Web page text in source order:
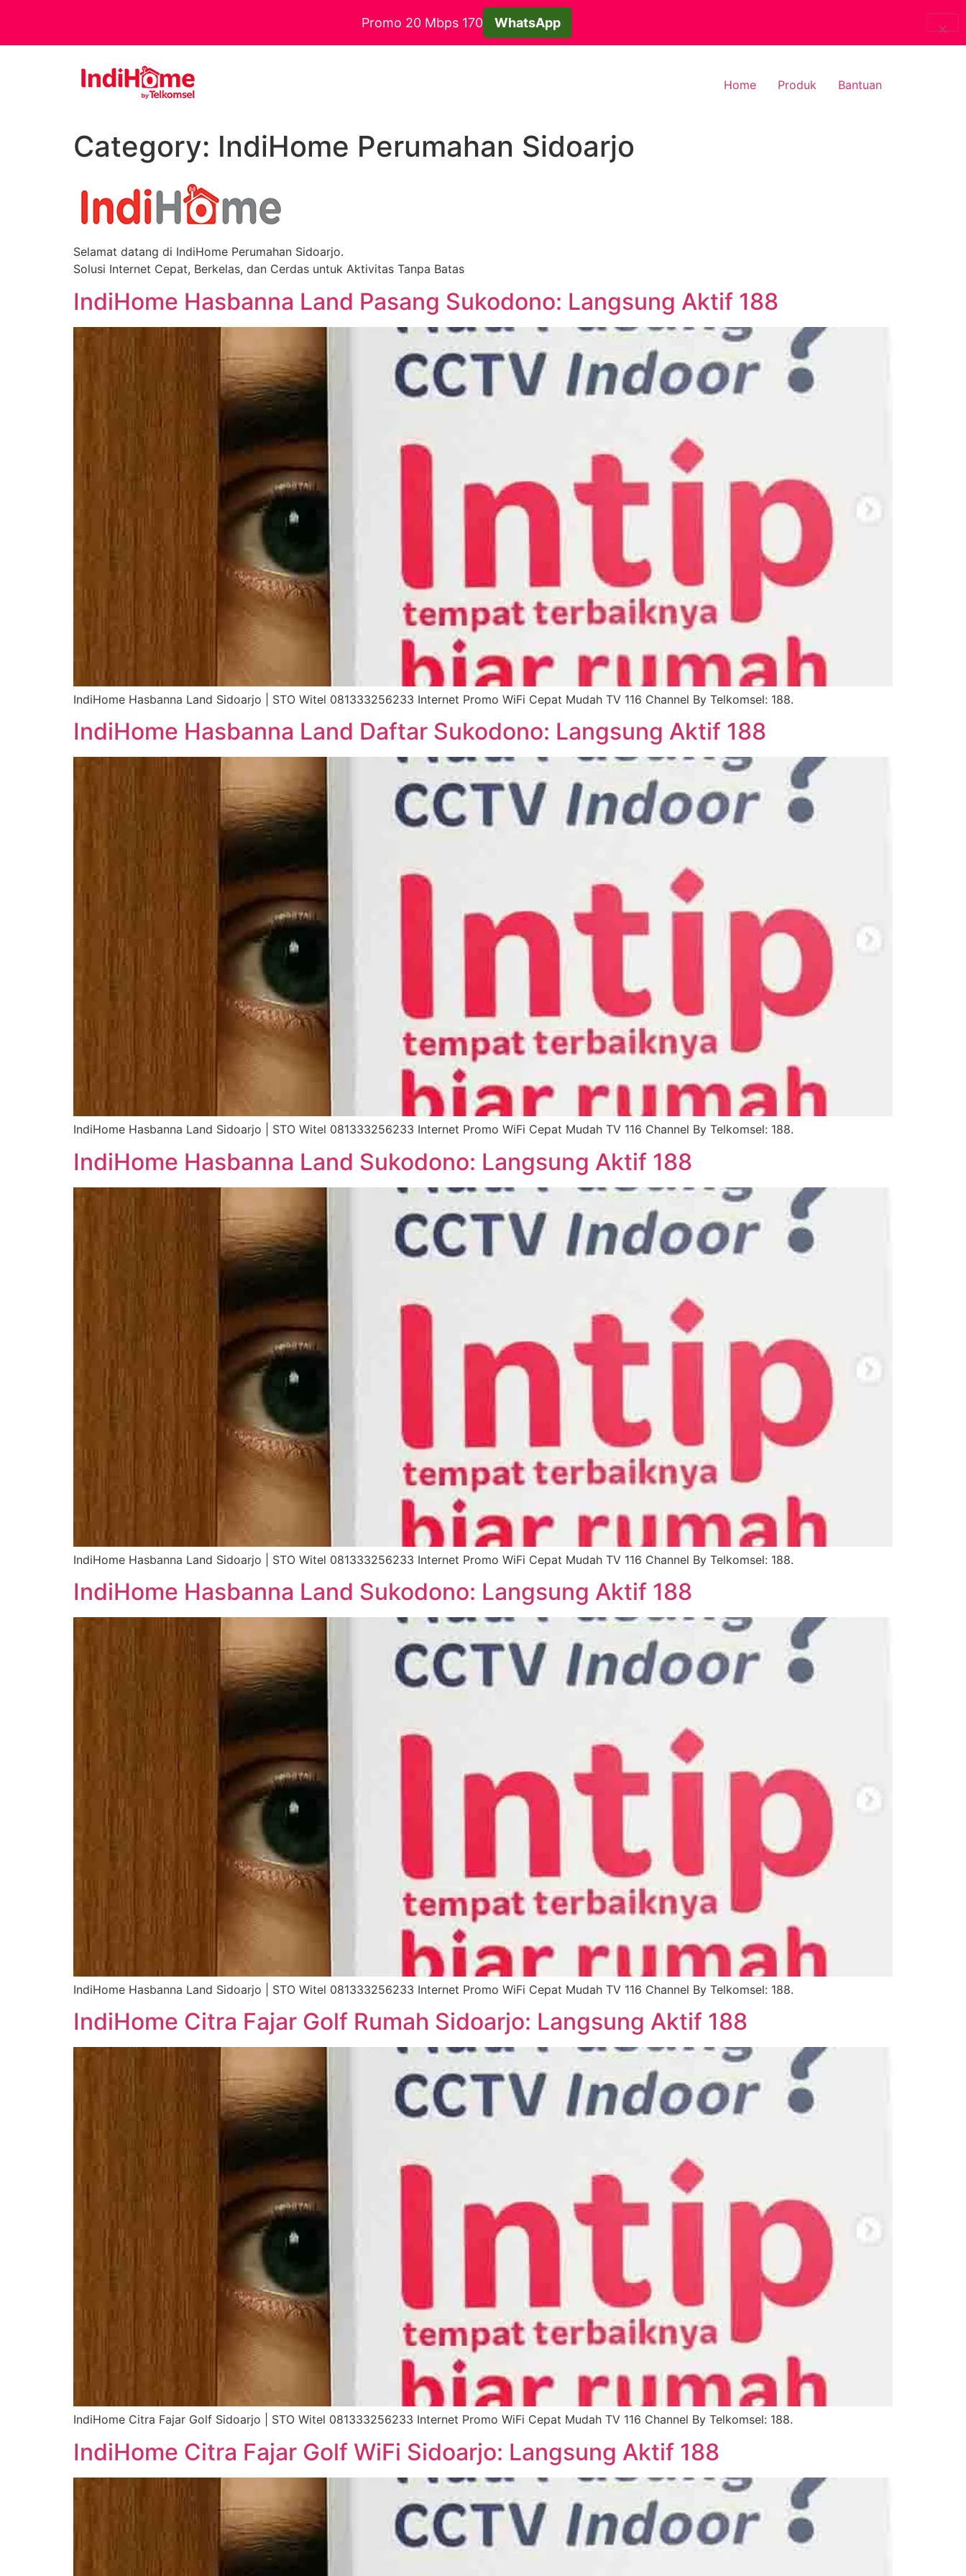
Home Produk Bantuan
Category: IndiHome Perumahan Sidoarjo
Selamat datang di IndiHome Perumahan Sidoarjo.
Solusi Internet Cepat, Berkelas, dan Cerdas untuk Aktivitas Tanpa Batas
IndiHome Hasbanna Land Pasang Sukodono: Langsung Aktif 188
IndiHome Hasbanna Land Sidoarjo | STO Witel 081333256233 Internet Promo WiFi Cepat Mudah TV 116 Channel By Telkomsel: 188.
IndiHome Hasbanna Land Daftar Sukodono: Langsung Aktif 188
IndiHome Hasbanna Land Sidoarjo | STO Witel 081333256233 Internet Promo WiFi Cepat Mudah TV 116 Channel By Telkomsel: 188.
IndiHome Hasbanna Land Sukodono: Langsung Aktif 188
IndiHome Hasbanna Land Sidoarjo | STO Witel 081333256233 Internet Promo WiFi Cepat Mudah TV 116 Channel By Telkomsel: 188.
IndiHome Hasbanna Land Sukodono: Langsung Aktif 188
IndiHome Hasbanna Land Sidoarjo | STO Witel 081333256233 Internet Promo WiFi Cepat Mudah TV 116 Channel By Telkomsel: 188.
IndiHome Citra Fajar Golf Rumah Sidoarjo: Langsung Aktif 188
IndiHome Citra Fajar Golf Sidoarjo | STO Witel 081333256233 Internet Promo WiFi Cepat Mudah TV 116 Channel By Telkomsel: 188.
IndiHome Citra Fajar Golf WiFi Sidoarjo: Langsung Aktif 188
Promo 20 Mbps 170 WhatsApp